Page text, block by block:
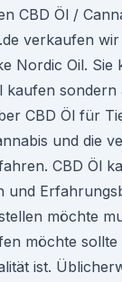
CBD Öl /
verkaufen
Nordic Oil. Sie
kaufen
CBD Öl für
und die
CBD Öl
und
möchte
möchte
ist.